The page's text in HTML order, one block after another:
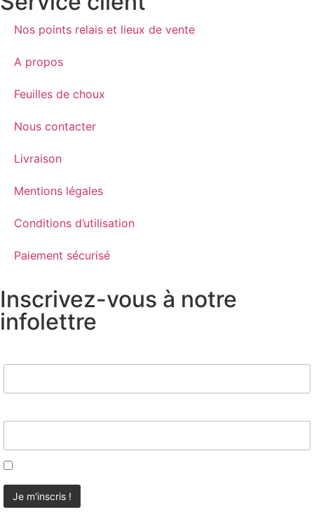
Nos points relais et lieux de vente
A propos
Feuilles de choux
Nous contacter
Livraison
Mentions légales
Conditions d’utilisation
Paiement sécurisé
Inscrivez-vous à notre
infolettre